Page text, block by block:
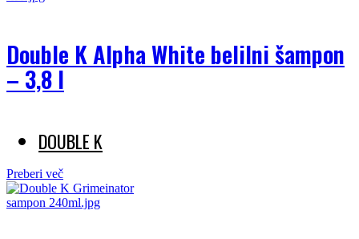
Double K Alpha White belilni šampon
– 3,8 l
DOUBLE K
Preberi več